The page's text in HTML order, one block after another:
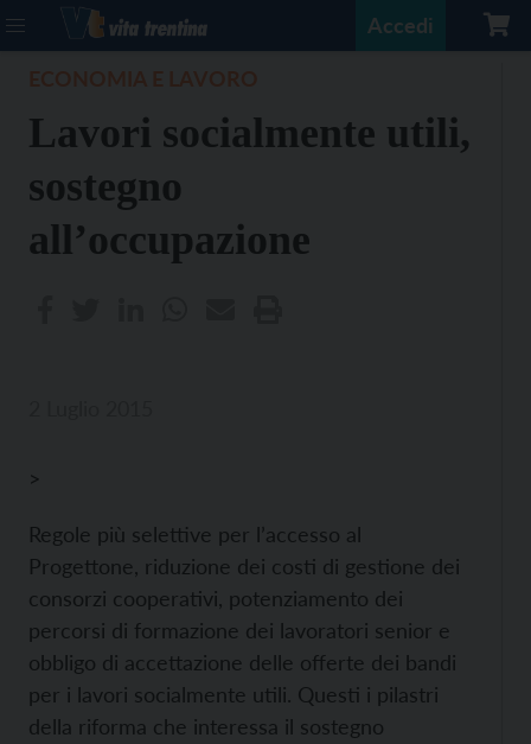
Accedi
Lavori socialmente utili,
sostegno
all’occupazione
>
Regole più selettive per l’accesso al
Progettone, riduzione dei costi di gestione dei
consorzi cooperativi, potenziamento dei
percorsi di formazione dei lavoratori senior e
obbligo di accettazione delle offerte dei bandi
per i lavori socialmente utili. Questi i pilastri
della riforma che interessa il sostegno